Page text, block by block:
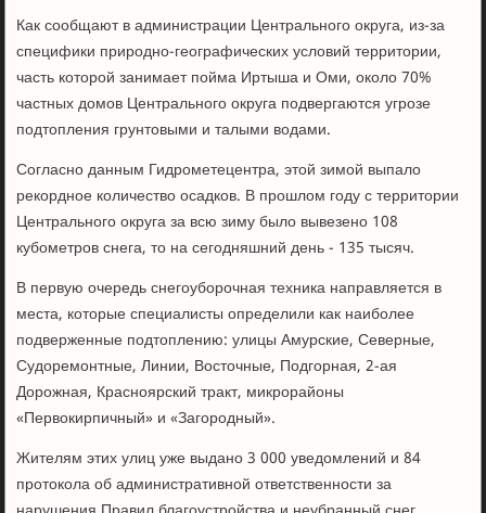
Как сообщают в администрации Центрального округа, из-за
специфики природно-географических условий территории,
часть которой занимает пойма Иртыша и Оми, около 70%
частных домов Центрального округа подвергаются угрозе
подтопления грунтовыми и талыми водами.
Согласно данным Гидрометецентра, этой зимой выпало
рекордное количество осадков. В прошлом году с территории
Центрального округа за всю зиму было вывезено 108
кубометров снега, то на сегодняшний день - 135 тысяч.
В первую очередь снегоуборочная техника направляется в
места, которые специалисты определили как наиболее
подверженные подтоплению: улицы Амурские, Северные,
Судоремонтные, Линии, Восточные, Подгорная, 2-ая
Дорожная, Красноярский тракт, микрорайоны
«Первокирпичный» и «Загородный».
Жителям этих улиц уже выдано 3 000 уведомлений и 84
протокола об административной ответственности за